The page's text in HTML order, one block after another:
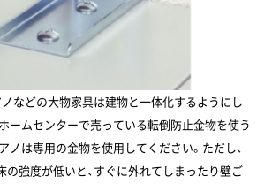
ノなどの大物家具は建物と一体化するようにし
ームセンターで売っている転倒防止金物を使う
ノは専用の金物を使用してください。ただし、
の強度が低いと、すぐに外れてしまったり壁ご